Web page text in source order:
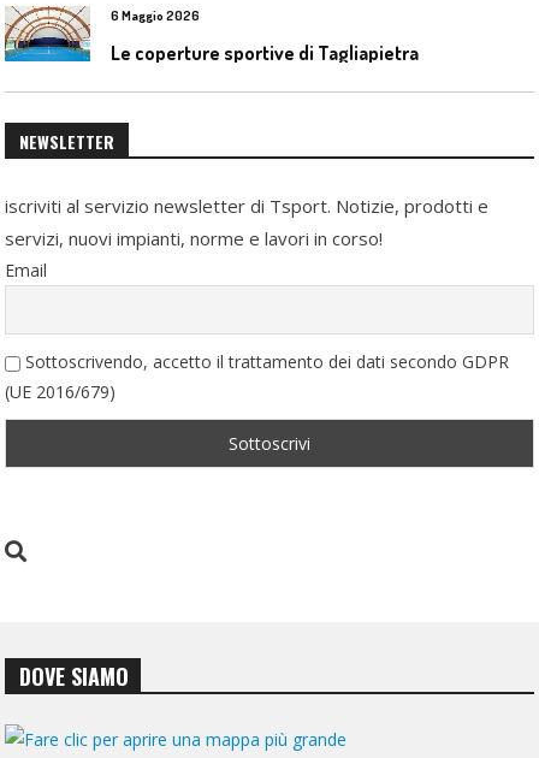
6 Maggio 2026
Le coperture sportive di Tagliapietra
NEWSLETTER
iscriviti al servizio newsletter di Tsport. Notizie, prodotti e
servizi, nuovi impianti, norme e lavori in corso!
Email
Sottoscrivendo, accetto il trattamento dei dati secondo GDPR
(UE 2016/679)
DOVE SIAMO